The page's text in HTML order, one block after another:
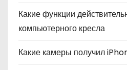
Какие функции
компьютерного кресла
Какие камеры получил